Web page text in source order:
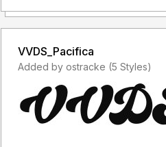
TANPA IZIN dari kami, akan
- Saya tidak menerima "lisensi
font saya untuk keperluan
menggunakan font saya, anda
akan "MENERIMA LISENSINYA",
VVDS_Pacifica
Added by ostracke (5 Styles)